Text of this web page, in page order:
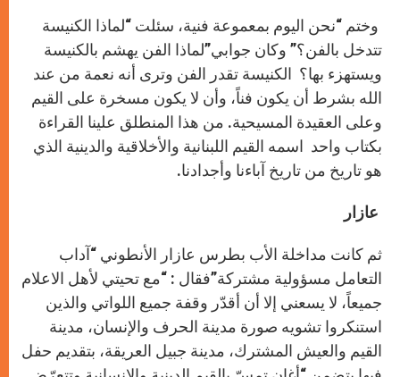
وختم “نحن اليوم بمعموعة فنية، سئلت “لماذا الكنيسة
تتدخل بالفن؟” وكان جوابي”لماذا الفن يهشم بالكنيسة
ويستهزء بها؟ الكنيسة تقدر الفن وترى أنه نعمة من عند
الله بشرط أن يكون فناً، وأن لا يكون مسخرة على القيم
وعلى العقيدة المسيحية. من هذا المنطلق علينا القراءة
بكتاب واحد اسمه القيم اللبنانية والأخلاقية والدينية الذي
هو تاريخ من تاريخ آباءنا وأجدادنا.
عازار
ثم كانت مداخلة الأب بطرس عازار الأنطوني “آداب
التعامل مسؤولية مشتركة”فقال : “مع تحيتي لأهل الاعلام
جميعاً، لا يسعني إلا أن أقدّر وقفة جميع اللواتي والذين
استنكروا تشويه صورة مدينة الحرف والإنسان، مدينة
القيم والعيش المشترك، مدينة جبيل العريقة، بتقديم حفل